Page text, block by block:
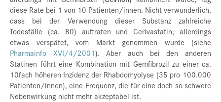
diese Rate bei 1 von 10 Patienten/innen. Nicht verwunderlich,
dass bei der Verwendung dieser Substanz zahlreiche
Todesfälle (ca. 80) auftraten und Cerivastatin, allerdings
etwas verspätet, vom Markt genommen wurde (siehe
Pharmainfo XVI/4/2001). Aber auch bei den anderen
Statinen führt eine Kombination mit Gemfibrozil zu einer ca.
10fach höheren Inzidenz der Rhabdomyolyse (35 pro 100.000
Patienten/innen), eine Frequenz, die für eine doch so schwere
Nebenwirkung nicht mehr akzeptabel ist.